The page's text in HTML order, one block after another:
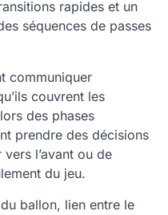
rapides et un
séquences de passes
communiquer
couvrent les
des phases
prendre des décisions
l’avant ou de
du jeu.
ballon, lien entre le